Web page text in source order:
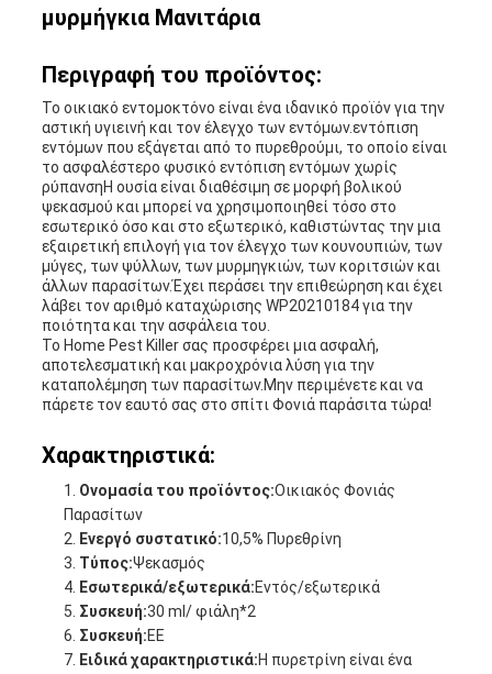
POLICY
μυρμήγκια Μανιτάρια
Περιγραφή του προϊόντος:
Το οικιακό εντομοκτόνο είναι ένα ιδανικό προϊόν για την
αστική υγιεινή και τον έλεγχο των εντόμων.εντόπιση
εντόμων που εξάγεται από το πυρεθρούμι, το οποίο είναι
το ασφαλέστερο φυσικό εντόπιση εντόμων χωρίς
ρύπανσηΗ ουσία είναι διαθέσιμη σε μορφή βολικού
ψεκασμού και μπορεί να χρησιμοποιηθεί τόσο στο
εσωτερικό όσο και στο εξωτερικό, καθιστώντας την μια
εξαιρετική επιλογή για τον έλεγχο των κουνουπιών, των
μύγες, των ψύλλων, των μυρμηγκιών, των κοριτσιών και
άλλων παρασίτων.Έχει περάσει την επιθεώρηση και έχει
λάβει τον αριθμό καταχώρισης WP20210184 για την
ποιότητα και την ασφάλεια του.
Το Home Pest Killer σας προσφέρει μια ασφαλή,
αποτελεσματική και μακροχρόνια λύση για την
καταπολέμηση των παρασίτων.Μην περιμένετε και να
πάρετε τον εαυτό σας στο σπίτι Φονιά παράσιτα τώρα!
Χαρακτηριστικά:
Ονομασία του προϊόντος:Οικιακός Φονιάς
Παρασίτων
Ενεργό συστατικό:10,5% Πυρεθρίνη
Τύπος:Ψεκασμός
Εσωτερικά/εξωτερικά:Εντός/εξωτερικά
Συσκευή:30 ml/ φιάλη*2
Συσκευή:ΕΕ
Ειδικά χαρακτηριστικά:Η πυρετρίνη είναι ένα